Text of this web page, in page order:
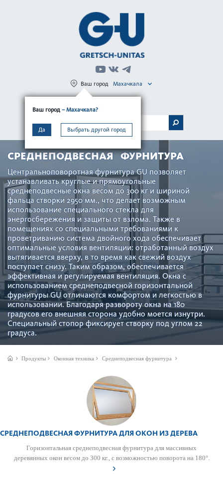
Ваш город – Махачкала?
Да Выбрать другой город
Ваш город Махачкала
МЕНЮ
СРЕДНЕПОДВЕСНАЯ ФУРНИТУРА
Центральноповоротная фурнитура GU позволяет
устанавливать круглые и прямоугольные
среднеподвесные окна весом до 300 кг и шириной
фальца створки 2950 мм., что делает возможным
использование специального стекла для
энергосбережения и защиты от взлома. Также в
помещениях со специальными требованиями к
проветриванию система двойного хода обеспечивает
оптимальные условия вентиляции: отработанный воздух
вытягивается вверху, в то время как свежий воздух
поступает снизу. Таким образом, обеспечивается
эффективная и регулируемая вентиляция. Окна с
использованием среднеподвесной горизонтальной
фурнитуры GU отличаются комфортом и легкостью в
использовании. Благодаря развороту окна на 180
градусов его внешняя сторона удобно моется изнутри.
Специальный стопор фиксирует створку под углом 22
градуса.
Продукты Оконная техника Среднеподвесная фурнитура
СРЕДНЕПОДВЕСНАЯ ФУРНИТУРА ДЛЯ ОКОН ИЗ ДЕРЕВА
Горизонтальная среднеподвесная фурнитура для массивных
деревянных окон весом до 300 кг., с возможностью поворота на 180°.